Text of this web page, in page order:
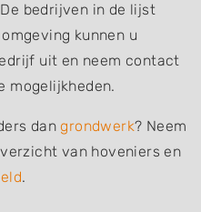
bedrijven in de lijst
kunnen u
uit en neem contact
mogelijkheden.
dangrondwerk? Neem
van hoveniers en
.